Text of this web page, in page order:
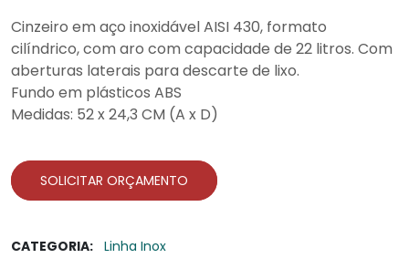
Cinzeiro em aço inoxidável AISI 430, formato
cilíndrico, com aro com capacidade de 22 litros. Com
aberturas laterais para descarte de lixo.
Fundo em plásticos ABS
Medidas: 52 x 24,3 CM (A x D)
SOLICITAR ORÇAMENTO
CATEGORIA: Linha Inox